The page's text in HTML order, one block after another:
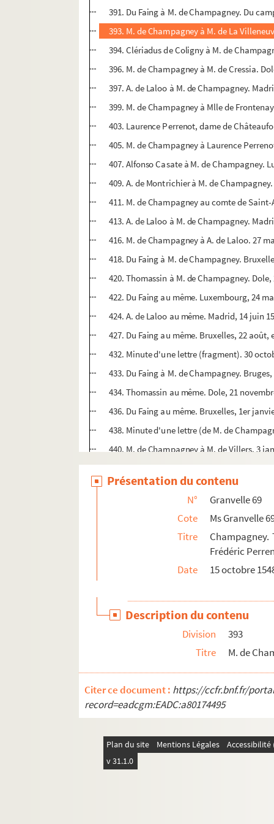
391. Du Faing à M. de Champagney. Du
393. M. de Champagney à M. de La
394. Clériadus de Coligny à M. de
396. M. de Champagney à M. de Cressia.
397. A. de Laloo à M. de Champagney.
399. M. de Champagney à Mlle de
403. Laurence Perrenot, dame de
405. M. de Champagney à Laurence
407. Alfonso Casate à M. de Champagney.
409. A. de Montrichier à M. de
411. M. de Champagney au comte de
413. A. de Laloo à M. de Champagney.
416. M. de Champagney à A. de Laloo. 27
418. Du Faing à M. de Champagney.
420. Thomassin à M. de Champagney. Dole,
422. Du Faing au même. Luxembourg, 24
424. A. de Laloo au même. Madrid, 14 juin
427. Du Faing au même. Bruxelles, 22
432. Minute d'une lettre (fragment). 30
433. Du Faing à M. de Champagney.
434. Thomassin au même. Dole, 21
436. Du Faing au même. Bruxelles, 1er
438. Minute d'une lettre (de M. de
440. M. de Champagney à M. de Villers. 3
442. M. de Champagney au président
444. Du Faing à M. de Champagney.
446. A. de Laloo au même. Madrid, 1er juin
448. M. de Champagney à du Faing (la fin
450. Thomassin à Oudard, surintendant
451. Philippo Pirovano à M. de
455. Minute d'une lettre de Champagney,
456. Un cahier incomplet renfermant des
465-3. Philippo Pirovano à M. de
466. Philippo Pirovano à M. de
469. M. de Champagney au président
471. Philippo Pirovano à M. de
473. « Carta de Mons. del Champagney a S.
474. Minute d'une lettre adressée à M. de la
475-2. Alfonso Casate à M. de
476. « Contract du vendage de la maison
Présentation du contenu
N°
Granvelle 69
Cote
Ms Granvelle
Titre
Champagney.
Frédéric
Date
15 octobre
Description du contenu
Division
393
Titre
M. de
Citer ce document : https://ccfr.bnf.fr/
record=eadcgm:EADC:a80174495
Plan du site Mentions Légales
v 31.1.0